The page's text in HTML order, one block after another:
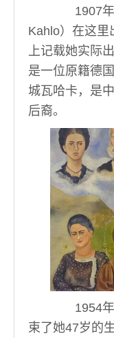
1907年7
Kahlo）在这里
上记载她实际
是一位原籍德
城瓦哈卡，是
后裔。
1954年7
束了她47岁的